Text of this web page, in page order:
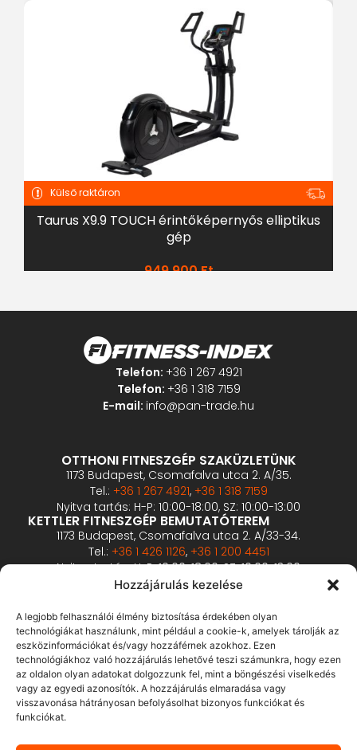
Hozzájárulás kezelése
A legjobb felhasználói élmény biztosítása érdekében olyan
technológiákat használunk, mint például a cookie-k, amelyek tárolják az
eszközinformációkat és/vagy hozzáférnek azokhoz. Ezen
technológiákhoz való hozzájárulás lehetővé teszi számunkra, hogy ezen
az oldalon olyan adatokat dolgozzunk fel, mint a böngészési viselkedés
vagy az egyedi azonosítók. A hozzájárulás elmaradása vagy
visszavonása hátrányosan befolyásolhat bizonyos funkciókat és
funkciókat.
Külső raktáron
Taurus X9.9 TOUCH érintőképernyős elliptikus
gép
949 900Ft
Telefon: +36 1 267 4921
Telefon: +36 1 318 7159
E-mail: info@pan-trade.hu
OTTHONI FITNESZGÉP SZAKÜZLETÜNK
1173 Budapest, Csomafalva utca 2. A/35.
Tel.: +36 1 267 4921, +36 1 318 7159
Nyitva tartás: H-P: 10:00-18:00, SZ: 10:00-13:00
KETTLER FITNESZGÉP BEMUTATÓTEREM
1173 Budapest, Csomafalva utca 2. A/33-34.
Tel.: +36 1 426 1126, +36 1 200 4451
Nyitva tartás: H-P: 10:00-18:00, SZ: 10:00-13:00
PROFESSZIONÁLIS FITNESZGÉP BEMUTATÓTEREM
2360 Gyál, Vállalkozó u. 12.
Tel.: +36 1 900 0657
Nyitva tartás: előzetes bejelentkezés alapján
ÁSZF
Adatvédelmi tájékoztató
Fizetés és szállítás